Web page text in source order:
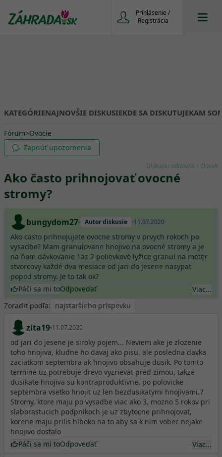
Prihlásenie /
Registrácia
KATEGÓRIENAJNOVŠIE DISKUSIEKDE SA DISKUTUJEKAM
Fórum>Ovocie
Zapnúť upozornenia
Diskusiu odoberá 1 človek
Ako často prihnojovať ovocné
stromy?
bungydom27 Autor diskusie 11.07.2020
Ako casto prihnojujete ovocne stromy v prvych rokoch po
vysadbe? Mam granulovane hnojivo na ovocné stromy a je
na ňom dávkovanie 1az 2 polievkové lyžice granul na meter
stvorcovy každé dva mesiace od jari do jesene nasypat
popod stromy. Je to tak ok?
Páči sa mi toOdpovedať
Viac...
Zoradiť podľa:
zita19 11.07.2020
od jari do jesene je siroky pojem... Neviem ake je zlozenie
toho hnojiva, kludne ho davaj ako pisu, ale posledna davka
zaciatkom septembra ak hnojivo obsahuje dusik. Po tomto
termine uz potrebuje drevo vyzrievat pred zimou, takze
dusikate hnojiva su kontraproduktivne, po polovicke
septembra vsetko hnojit uz len bezdusikatymi hnojivami.7
Stromy, ktore maju po vysadbe viac ako 3, mozno 5 rokov pri
slaborastucich podpnikoch je uz zbytocne prihnojovat,
korene maju prilis hlboko na to aby sa k nim vobec nejake
hnojivo dostalo
Páči sa mi toOdpovedať Viac...